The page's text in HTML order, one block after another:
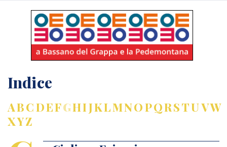
Indice
ABCDEFGHIJKLMNOPQRSTUVW
XYZ